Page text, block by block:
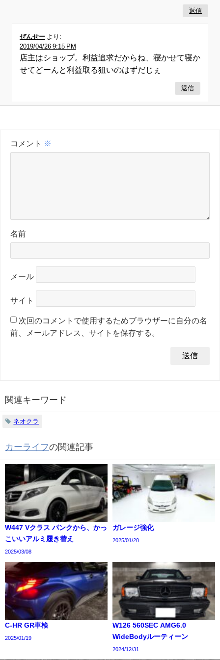
返信
ぜんせー より:
2019/04/26 9:15 PM
店主はショップ。利益追求だからね、寝かせて寝か
せてどーんと利益取る狙いのはずだじぇ
返信
コメント ※
名前
メール
サイト
次回のコメントで使用するためブラウザーに自分の名
前、メールアドレス、サイトを保存する。
関連キーワード
ネオクラ
カーライフの関連記事
W447 Vクラス パンクから、かっ
こいいアルミ履き替え
2025/03/08
ガレージ強化
2025/01/20
C-HR GR車検
2025/01/19
W126 560SEC AMG6.0
WideBodyルーティーン
2024/12/31